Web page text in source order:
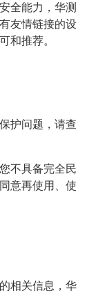
全能力，华测
友情链接的设
和推荐。
护问题，请查
不具备完全民
意再使用、使
相关信息，华